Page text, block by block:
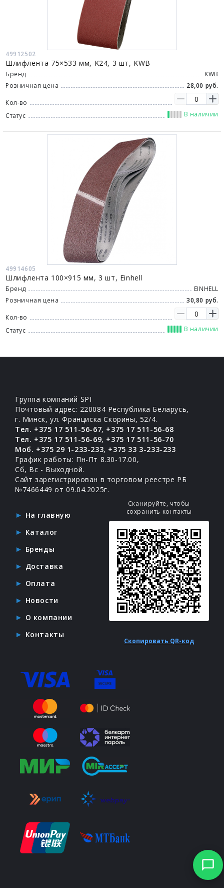
49912502
Шлифлента 75×533 мм, K24, 3 шт, KWB
Бренд
KWB
Розничная цена
28,00 руб.
Кол-во
Статус
В наличии
49914605
Шлифлента 100×915 мм, 3 шт, Einhell
Бренд
EINHELL
Розничная цена
30,80 руб.
Кол-во
Статус
В наличии
Группа компаний SPI
Почтовый адрес: 220084 Республика Беларусь,
г. Минск, ул. Франциска Скорины, 52/4.
Тел. +375 17 511-56-67, +375 17 511-56-68
Тел. +375 17 511-56-69, +375 17 511-56-70
Моб. +375 29 1-233-233, +375 33 3-233-233
График работы: Пн-Пт 8.30-17.00,
Сб, Вс - Выходной.
Сайт зарегистрирован в торговом реестре РБ
№7466449 от 09.04.2025г.
На главную
Каталог
Бренды
Доставка
Оплата
Новости
О компании
Контакты
Сканируйте, чтобы
сохранить контакты
Скопировать QR-код